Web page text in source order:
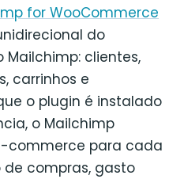
for WooCommerce
do
clientes,
carrinhos e
o plugin é instalado
o Mailchimp
commerce para cada
compras, gasto